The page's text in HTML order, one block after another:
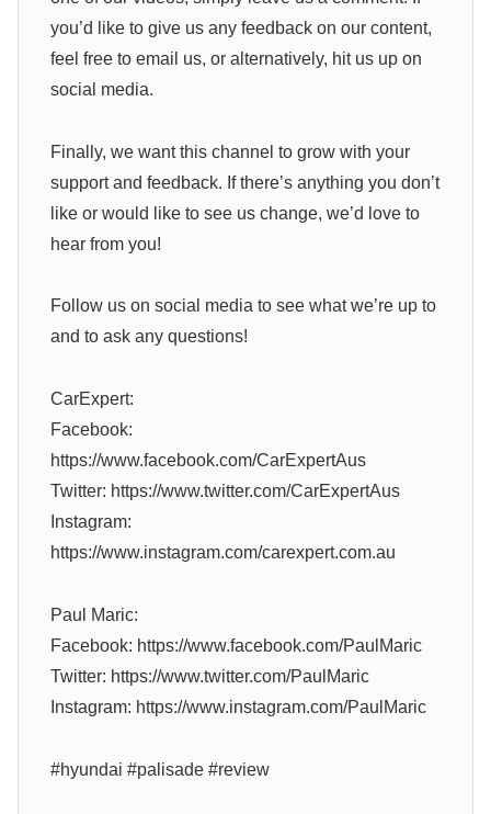
you’d like to give us any feedback on our content,
feel free to email us, or alternatively, hit us up on
social media.
Finally, we want this channel to grow with your
support and feedback. If there’s anything you don’t
like or would like to see us change, we’d love to
hear from you!
Follow us on social media to see what we’re up to
and to ask any questions!
CarExpert:
Facebook:
https://www.facebook.com/CarExpertAus
Twitter: https://www.twitter.com/CarExpertAus
Instagram:
https://www.instagram.com/carexpert.com.au
Paul Maric:
Facebook: https://www.facebook.com/PaulMaric
Twitter: https://www.twitter.com/PaulMaric
Instagram: https://www.instagram.com/PaulMaric
#hyundai #palisade #review